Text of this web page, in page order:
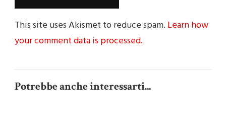
This site uses Akismet to reduce spam. Learn how
your comment data is processed.
Potrebbe anche interessarti...